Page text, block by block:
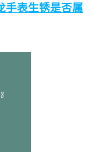
手表生锈是否属